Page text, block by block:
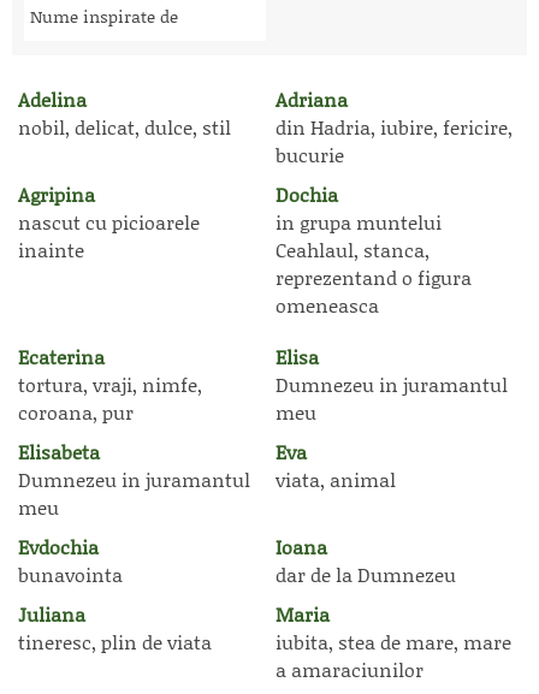
Nume inspirate de
Adelina
nobil, delicat, dulce, stil
Adriana
din Hadria, iubire, fericire,
bucurie
Agripina
nascut cu picioarele
inainte
Dochia
in grupa muntelui
Ceahlaul, stanca,
reprezentand o figura
omeneasca
Ecaterina
tortura, vraji, nimfe,
coroana, pur
Elisa
Dumnezeu in juramantul
meu
Elisabeta
Dumnezeu in juramantul
meu
Eva
viata, animal
Evdochia
bunavointa
Ioana
dar de la Dumnezeu
Juliana
tineresc, plin de viata
Maria
iubita, stea de mare, mare
a amaraciunilor